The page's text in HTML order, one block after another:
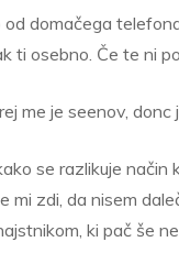
domačega
ti osebno. Če te ni
me je seenov, donc
se razlikuje
mi zdi, da nisem
ki pač še